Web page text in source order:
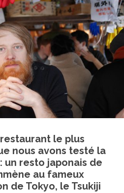
le plus
nous avons testé la
un resto japonais de
au fameux
de Tokyo, le Tsukiji